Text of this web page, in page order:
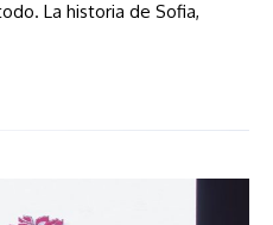
La historia de Sofia,